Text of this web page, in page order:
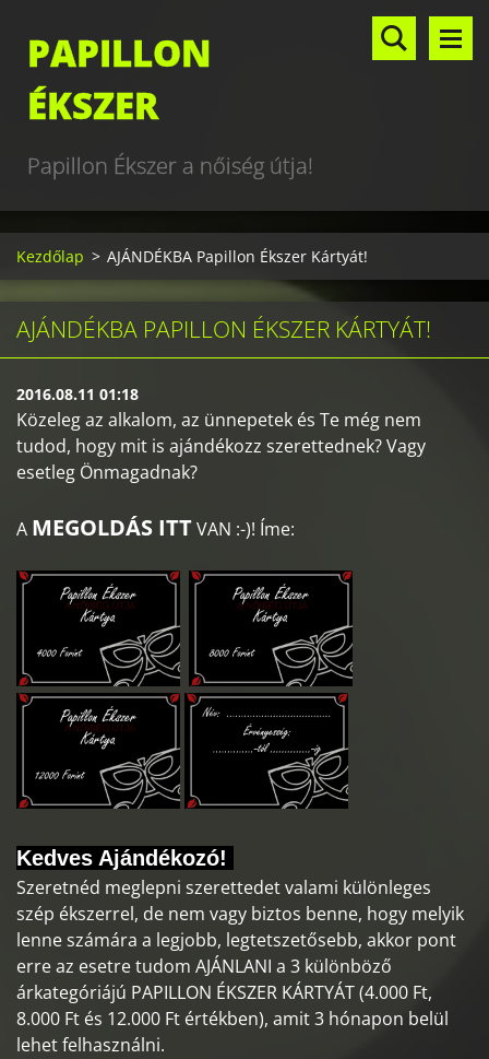
PAPILLON
ÉKSZER
Papillon Ékszer a nőiség útja!
Kezdőlap > AJÁNDÉKBA Papillon Ékszer Kártyát!
AJÁNDÉKBA PAPILLON ÉKSZER KÁRTYÁT!
2016.08.11 01:18
Közeleg az alkalom, az ünnepetek és Te még nem
tudod, hogy mit is ajándékozz szerettednek? Vagy
esetleg Önmagadnak?
A MEGOLDÁS ITTVAN :-)! Íme:
Kedves Ajándékozó!
Szeretnéd meglepni szerettedet valami különleges
szép ékszerrel, de nem vagy biztos benne, hogy melyik
lenne számára a legjobb, legtetszetősebb, akkor pont
erre az esetre tudom AJÁNLANI a 3 különböző
árkategóriájú PAPILLON ÉKSZER KÁRTYÁT (4.000 Ft,
8.000 Ft és 12.000 Ft értékben), amit 3 hónapon belül
lehet felhasználni.